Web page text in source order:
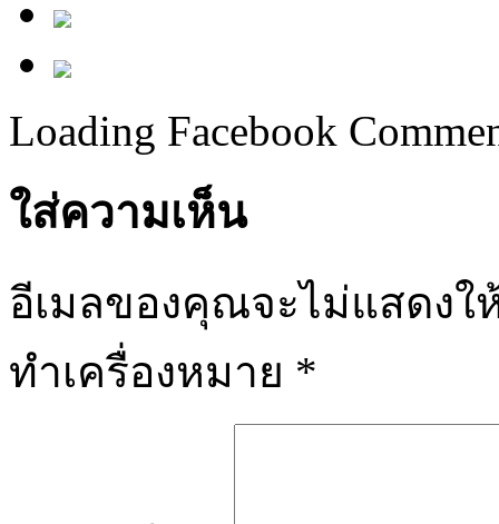
Loading Facebook
ใส่ความเห็น
อีเมลของคุณจะไม่แสดงใ
ทำเครื่องหมาย *